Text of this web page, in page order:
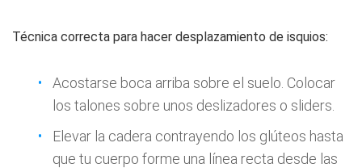
Técnica correcta para hacer desplazamiento de isquios:
Acostarse boca arriba sobre el suelo. Colocar
los talones sobre unos deslizadores o sliders.
Elevar la cadera contrayendo los glúteos hasta
que tu cuerpo forme una línea recta desde las